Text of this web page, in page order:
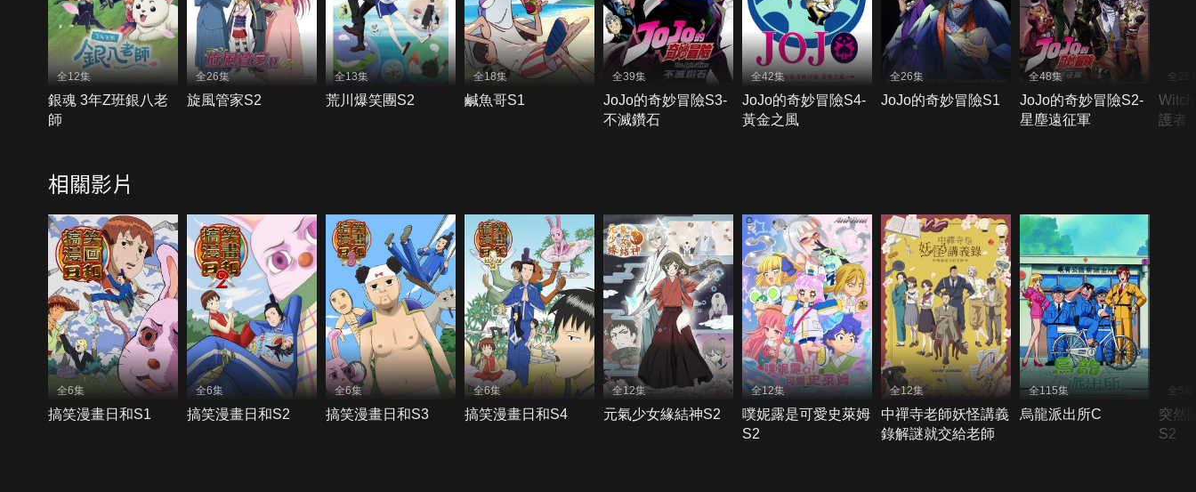
全12集
銀魂 3年Z班銀八老
師
全26集
旋風管家S2
全13集
荒川爆笑團S2
全18集
鹹魚哥S1
全39集
JoJo的奇妙冒險S3-
不滅鑽石
全42集
JoJo的奇妙冒險S4-
黃金之風
全26集
JoJo的奇妙冒險S1
全48集
JoJo的奇妙冒險S2-
星塵遠征軍
全25
護者
相關影片
全6集
搞笑漫畫日和S1
全6集
搞笑漫畫日和S2
全6集
搞笑漫畫日和S3
全6集
搞笑漫畫日和S4
全12集
元氣少女緣結神S2
全12集
噗妮露是可愛史萊姆
S2
全12集
中禪寺老師妖怪講義
錄解謎就交給老師
全115集
烏龍派出所C
全5集
突然
S2